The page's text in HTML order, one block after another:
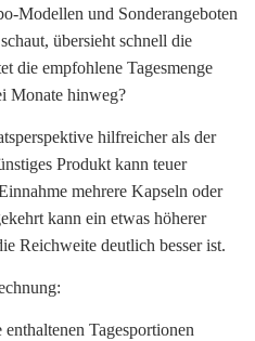
Modellen und Sonderangeboten
übersieht schnell die
die empfohlene Tagesmenge
Monate hinweg?
hilfreicher als der
Produkt kann teuer
mehrere Kapseln oder
kann ein etwas höherer
Reichweite deutlich besser ist.
Tagesportionen